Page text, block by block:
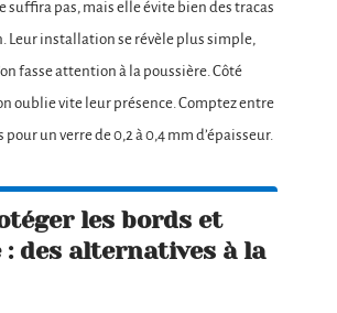
suffira pas, mais elle évite bien des tracas
Leur installation se révèle plus simple,
fasse attention à la poussière. Côté
oublie vite leur présence. Comptez entre
pour un verre de 0,2 à 0,4 mm d’épaisseur.
les bords et
: des alternatives à la